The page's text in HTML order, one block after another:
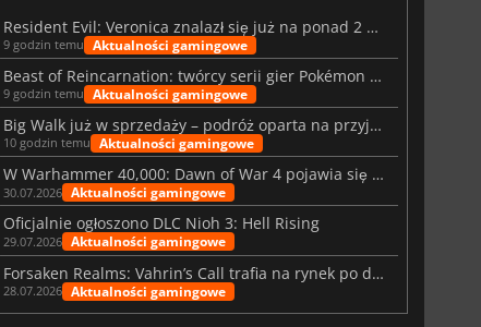
Resident Evil: Veronica znalazł się już na ponad 2 milionach list życzeń
9 godzin temu Aktualności gamingowe
Beast of Reincarnation: twórcy serii gier Pokémon wkraczają na nową ścieżkę
9 godzin temu Aktualności gamingowe
Big Walk już w sprzedaży – podróż oparta na przyjaźni
10 godzin temu Aktualności gamingowe
W Warhammer 40,000: Dawn of War 4 pojawia się frakcja Nekronów
30.07.2026 Aktualności gamingowe
Oficjalnie ogłoszono DLC Nioh 3: Hell Rising
29.07.2026 Aktualności gamingowe
Forsaken Realms: Vahrin’s Call trafia na rynek po dziesięciu latach prac
28.07.2026 Aktualności gamingowe